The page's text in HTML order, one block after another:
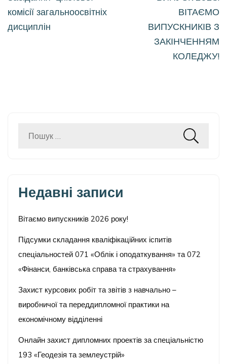
записів
комісії загальноосвітніх
дисциплін
ВІТАЄМО
ВИПУСКНИКІВ З
ЗАКІНЧЕННЯМ
КОЛЕДЖУ!
Пошук:
Недавні записи
Вітаємо випускників 2026 року!
Підсумки складання кваліфікаційних іспитів
спеціальностей 071 «Облік і оподаткування» та 072
«Фінанси, банківська справа та страхування»
Захист курсових робіт та звітів з навчально –
виробничої та переддипломної практики на
економічному відділенні
Онлайн захист дипломних проектів за спеціальністю
193 «Геодезія та землеустрій»